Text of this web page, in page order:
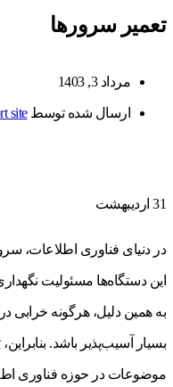
تعمیر سرورها
مرداد 3, 1403
ارسال شده توسطsite
31 اردیبهشت
در دنیای فناوری اطلاعات،
این دستگاه‌ها مسئولیت
به همین دلیل، هرگونه خرابی
بسیار آسیب‌پذیر باشد. بنابراین،
موضوعات در حوزه فناوری